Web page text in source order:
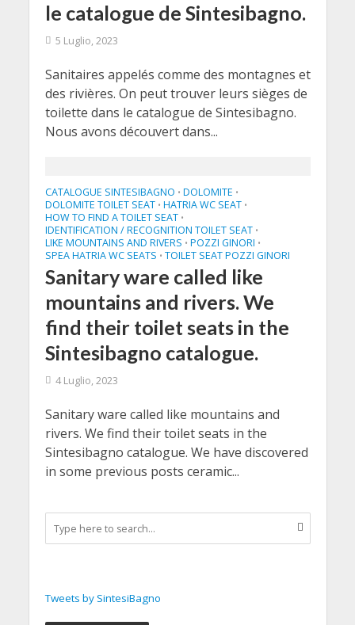
le catalogue de Sintesibagno.
5 Luglio, 2023
Sanitaires appelés comme des montagnes et
des rivières. On peut trouver leurs sièges de
toilette dans le catalogue de Sintesibagno.
Nous avons découvert dans...
CATALOGUE SINTESIBAGNO • DOLOMITE •
DOLOMITE TOILET SEAT • HATRIA WC SEAT •
HOW TO FIND A TOILET SEAT •
IDENTIFICATION / RECOGNITION TOILET SEAT •
LIKE MOUNTAINS AND RIVERS • POZZI GINORI •
SPEA HATRIA WC SEATS • TOILET SEAT POZZI GINORI
Sanitary ware called like
mountains and rivers. We
find their toilet seats in the
Sintesibagno catalogue.
4 Luglio, 2023
Sanitary ware called like mountains and
rivers. We find their toilet seats in the
Sintesibagno catalogue. We have discovered
in some previous posts ceramic...
Tweets by SintesiBagno